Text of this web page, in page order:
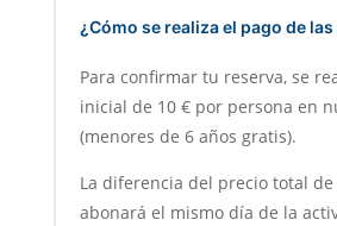
¿Cómo se realiza el pago de
Para confirmar tu reserva, se
inicial de 10 € por persona en
(menores de 6 años gratis).
La diferencia del precio total
abonará el mismo día de la